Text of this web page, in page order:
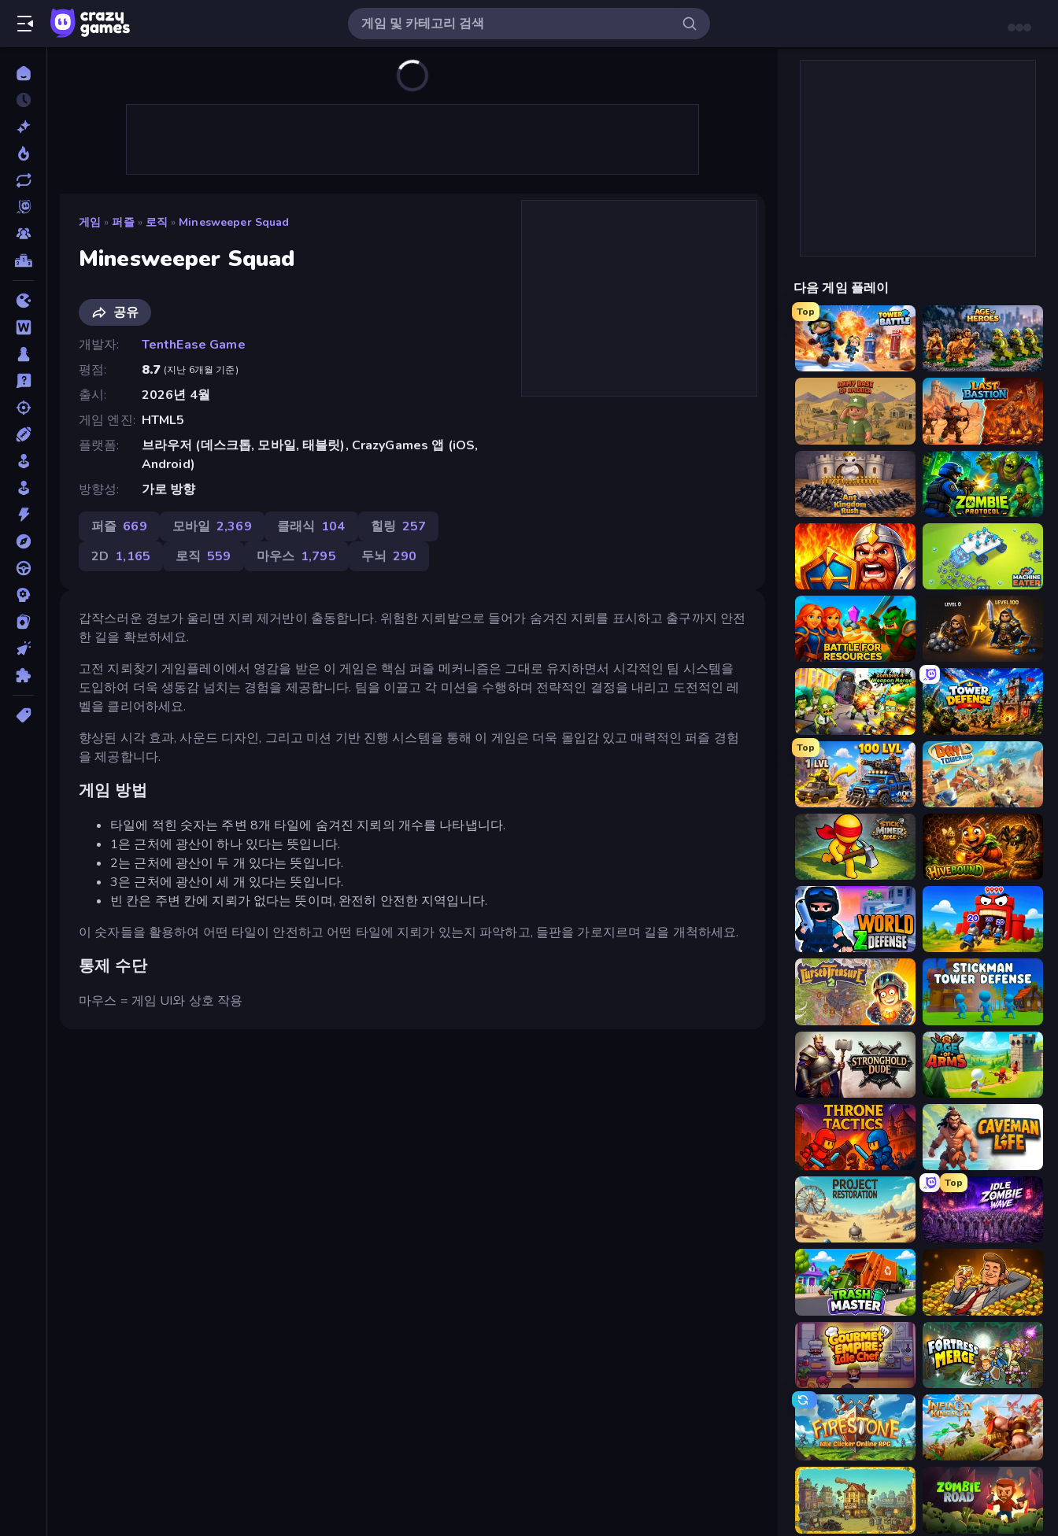
게임 » 퍼즐 » 로직 » Minesweeper Squad
Minesweeper Squad
공유
개발자
TenthEase Game
평점
8.7 (지난 6개월 기준)
출시
2026년 4월
게임 엔진
HTML5
플랫폼
브라우저 (데스크톱, 모바일, 태블릿), CrazyGames 앱 (iOS,
Android)
방향성
가로 방향
퍼즐 669 모바일 2,369 클래식 104 힐링 257
2D 1,165 로직 559 마우스 1,795 두뇌 290
갑작스러운 경보가 울리면 지뢰 제거반이 출동합니다. 위험한 지뢰밭으로 들어가 숨겨진 지뢰를 표시하고 출구까지 안전
한 길을 확보하세요.
고전 지뢰찾기 게임플레이에서 영감을 받은 이 게임은 핵심 퍼즐 메커니즘은 그대로 유지하면서 시각적인 팀 시스템을
도입하여 더욱 생동감 넘치는 경험을 제공합니다. 팀을 이끌고 각 미션을 수행하며 전략적인 결정을 내리고 도전적인 레
벨을 클리어하세요.
향상된 시각 효과, 사운드 디자인, 그리고 미션 기반 진행 시스템을 통해 이 게임은 더욱 몰입감 있고 매력적인 퍼즐 경험
을 제공합니다.
게임 방법
타일에 적힌 숫자는 주변 8개 타일에 숨겨진 지뢰의 개수를 나타냅니다.
1은 근처에 광산이 하나 있다는 뜻입니다.
2는 근처에 광산이 두 개 있다는 뜻입니다.
3은 근처에 광산이 세 개 있다는 뜻입니다.
빈 칸은 주변 칸에 지뢰가 없다는 뜻이며, 완전히 안전한 지역입니다.
이 숫자들을 활용하여 어떤 타일이 안전하고 어떤 타일에 지뢰가 있는지 파악하고, 들판을 가로지르며 길을 개척하세요.
통제 수단
마우스 = 게임 UI와 상호 작용
다음 게임 플레이
Top
Tower Battle Age of Heroes
Army Base Of America Last Bastion
Ant Kingdom Rush Zombie Protocol
WarLink: Crown & Clash Machine Eater
Battle for Resources Gothic Story RPG
Zombies 4 Weapon Merge Tower Defense
Top
AOD - Art Of Defense Day D Tower Rush
Stick Miner Idle Hivebound
World Z Defense - Zombie Defense TimeWarriors
Cursed Treasure 2
Stronghold Dude Age Of Arms
Throne Tactics Caveman Life
Project Restoration
Top
Idle Zombie Wave: Survivors
Trash Master Idle Billionaire Tycoon
Fortress Merge
Firestone – Idle Clicker Online RPG Infinity Kingdom
The Garbaggio Hotel Zombie Road